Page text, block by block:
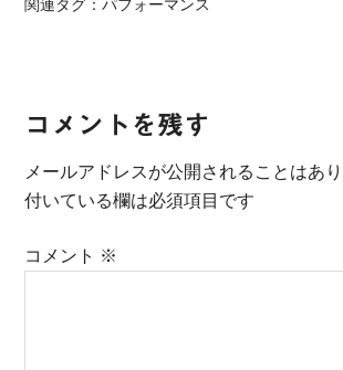
関連タグ：パフォーマンス
Reader
Interactions
コメントを残す
メールアドレスが公開されることはあり
付いている欄は必須項目です
コメント ※